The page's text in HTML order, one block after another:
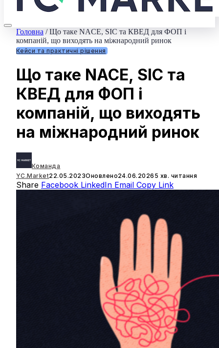
Головна /Що таке NACE, SIC та КВЕД для ФОП і
компаній, що виходять на міжнародний ринок
Кейси та практичні рішення
Що таке NACE, SIC та
КВЕД для ФОП і
компаній, що виходять
на міжнародний ринок
Команда
YC.Market22.05.2023Оновлено24.06.2026 5 хв. читання
Share Facebook LinkedIn Email Copy Link